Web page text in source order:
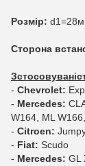
Розмір:
Сторона
- Chevrolet:
- Mercedes:
W164, ML
- Citroen:
- Fiat: Scudo
- Mercedes: GL